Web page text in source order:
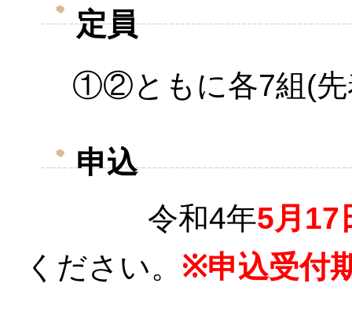
定員
①②ともに各7組(
申込
令和4年5月17
ください。 ※申込受付